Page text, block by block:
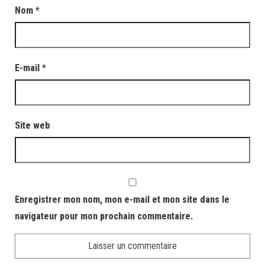
Nom *
E-mail *
Site web
Enregistrer mon nom, mon e-mail et mon site dans le
navigateur pour mon prochain commentaire.